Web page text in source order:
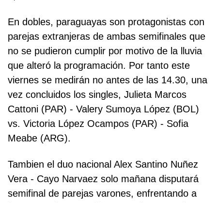
En dobles, paraguayas son protagonistas con
parejas extranjeras de ambas semifinales que
no se pudieron cumplir por motivo de la lluvia
que alteró la programación. Por tanto este
viernes se medirán no antes de las 14.30, una
vez concluidos los singles, Julieta Marcos
Cattoni (PAR) - Valery Sumoya López (BOL)
vs. Victoria López Ocampos (PAR) - Sofia
Meabe (ARG).
Tambien el duo nacional Alex Santino Nuñez
Vera - Cayo Narvaez solo mañana disputará
semifinal de parejas varones, enfrentando a